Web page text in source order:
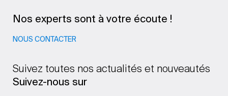
Nos experts sont à votre écoute !
NOUS CONTACTER
Suivez toutes nos actualités et nouveautés
Suivez-nous sur